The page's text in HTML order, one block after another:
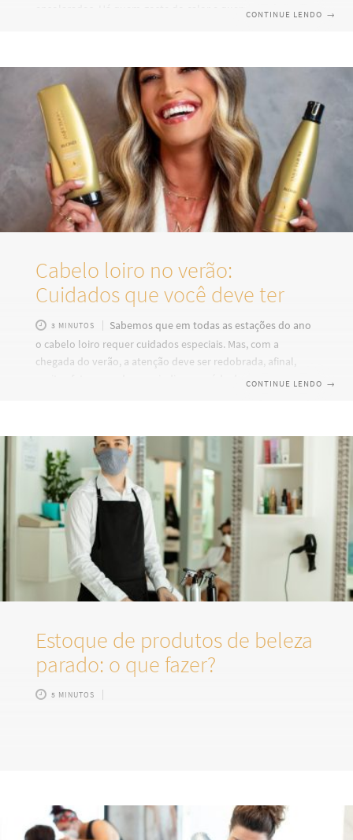
ensolarados. Há quem goste do calor e quem não é tão fã
são fatores que podem prejudicar a vitalidade dos fios.
Porém, todos esses
CONTINUE LENDO →
Cabelo loiro no verão:
Cuidados que você deve ter
3 MINUTOS
Sabemos que em todas as estações do ano
o cabelo loiro requer cuidados especiais. Mas, com a
chegada do verão, a atenção deve ser redobrada, afinal,
muitos fatores podem prejudicar a saúde dos fios. O mar, o
até mesmo esverdeadas. Investir em produtos de qualidade
faz toda diferença nos cuidados
CONTINUE LENDO →
Estoque de produtos de beleza
parado: o que fazer?
5 MINUTOS